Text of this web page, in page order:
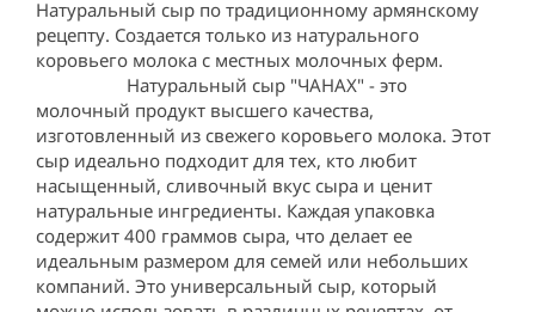
Натуральный сыр по традиционному армянскому
рецепту. Создается только из натурального
коровьего молока с местных молочных ферм.
                   Натуральный сыр "ЧАНАХ" - это
молочный продукт высшего качества,
изготовленный из свежего коровьего молока. Этот
сыр идеально подходит для тех, кто любит
насыщенный, сливочный вкус сыра и ценит
натуральные ингредиенты. Каждая упаковка
содержит 400 граммов сыра, что делает ее
идеальным размером для семей или небольших
компаний. Это универсальный сыр, который